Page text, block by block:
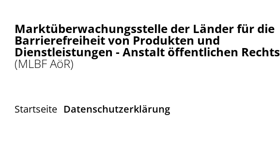
Marktüberwachungsstelle der Länder für die
Barrierefreiheit von Produkten und
Dienstleistungen - Anstalt öffentlichen Rechts
(MLBF AöR)
Startseite Datenschutzerklärung